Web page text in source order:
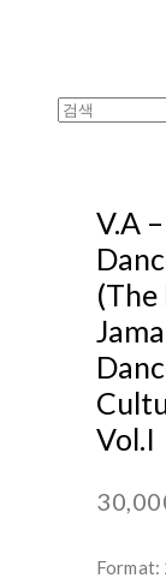
V.A ‎–
(The
Vol.I
Format: